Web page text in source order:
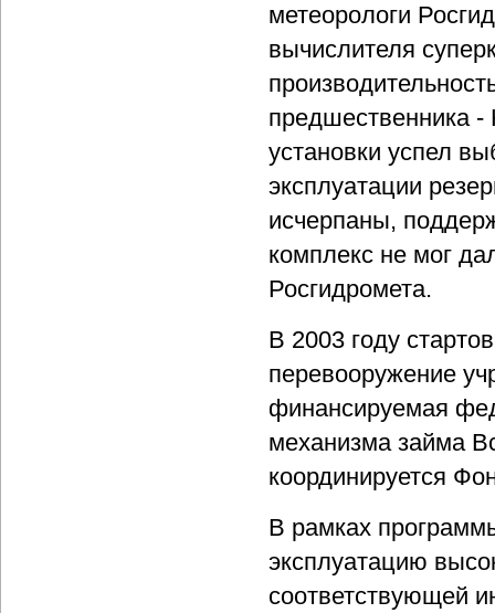
метеорологи
вычислителя
предшественника -
установки успел
эксплуатации
исчерпаны,
комплекс не мог
Росгидромета.
В 2003 году
перевооружение
финансируемая
механизма займа
координируется
В рамках
эксплуатацию
соответствующей